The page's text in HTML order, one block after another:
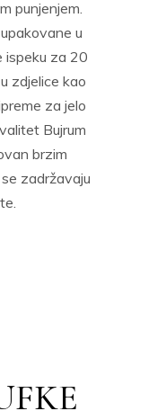
punjenjem.
u
ispeku za 20
zdjelice kao
za jelo
Bujrum
brzim
zadržavaju